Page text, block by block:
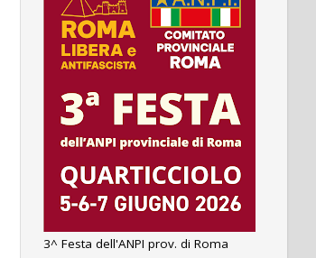
3^ Festa dell'ANPI prov. di Roma